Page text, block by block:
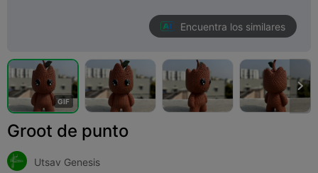
Encuentra los similares
GIF

Groot de punto
Utsav Genesis